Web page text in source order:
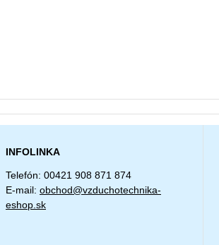
INFOLINKA
Telefón: 00421 908 871 874
E-mail: obchod@vzduchotechnika-
eshop.sk